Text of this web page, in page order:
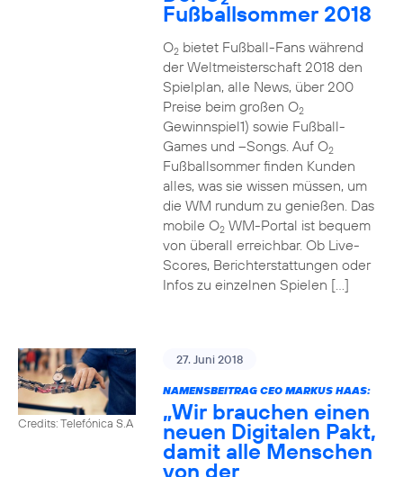
Fußballsommer 2018
O2bietet Fußball-Fans während
der Weltmeisterschaft 2018 den
Spielplan, alle News, über 200
Preise beim großen O2
Gewinnspiel1) sowie Fußball-
Games und –Songs. Auf O2
Fußballsommer finden Kunden
alles, was sie wissen müssen, um
die WM rundum zu genießen. Das
mobile O2WM-Portal ist bequem
von überall erreichbar. Ob Live-
Scores, Berichterstattungen oder
Infos zu einzelnen Spielen […]
Credits: Telefónica S.A
27. Juni 2018
NAMENSBEITRAG CEO MARKUS HAAS:
„Wir brauchen einen
neuen Digitalen Pakt,
damit alle Menschen
von der